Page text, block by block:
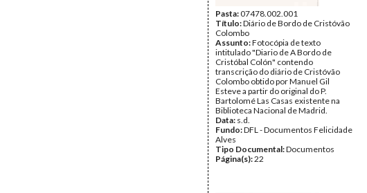
Pasta:07478.002.001
Título:Diário de Bordo de Cristóvão
Colombo
Assunto:Fotocópia de texto
intitulado "Diario de A Bordo de
Cristóbal Colón" contendo
transcrição do diário de Cristóvão
Colombo obtido por Manuel Gil
Esteve a partir do original do P.
Bartolomé Las Casas existente na
Biblioteca Nacional de Madrid.
Data: s.d.
Fundo:DFL - Documentos Felicidade
Alves
Tipo Documental:Documentos
Página(s):22